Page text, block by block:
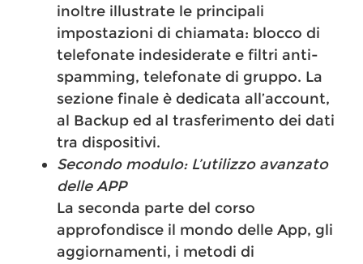
inoltre illustrate le principali
impostazioni di chiamata: blocco di
telefonate indesiderate e filtri anti-
spamming, telefonate di gruppo. La
sezione finale è dedicata all’account,
al Backup ed al trasferimento dei dati
tra dispositivi.
Secondo modulo: L’utilizzo avanzato
delle APP
La seconda parte del corso
approfondisce il mondo delle App, gli
aggiornamenti, i metodi di